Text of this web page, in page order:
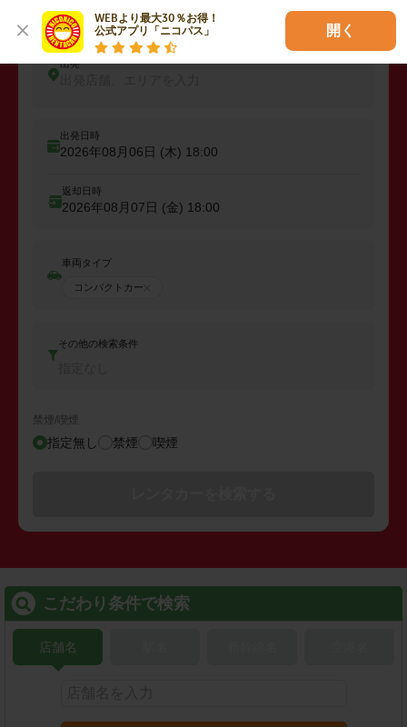
WEBより最大30％お得！
公式アプリ「ニコパス」
開く
出発
出発日時
2026年08月06日 (木) 18:00
返却日時
2026年08月07日 (金) 18:00
車両タイプ
コンパクトカー
その他の検索条件
禁煙/喫煙
指定無し 禁煙 喫煙
こだわり条件で検索
店舗名